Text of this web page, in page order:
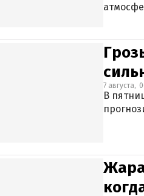
7 августа,
В
Жара